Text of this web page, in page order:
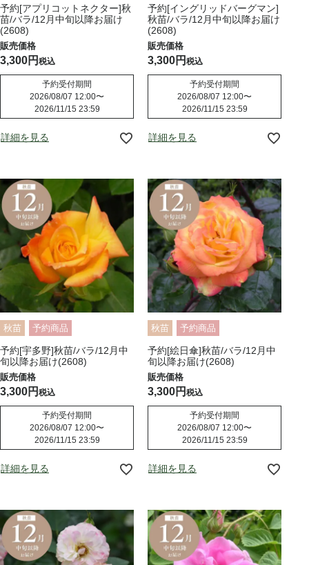
予約[アプリコットネクター]秋
苗/バラ/12月中旬以降お届け
(2608)
3,300 税込
予約受付期間
2026/08/07 12:00〜
2026/11/15 23:59
詳細を見る
予約[イングリッドバーグマン]
秋苗/バラ/12月中旬以降お届け
(2608)
3,300 税込
予約受付期間
2026/08/07 12:00〜
2026/11/15 23:59
詳細を見る
秋苗 予約商品
予約[宇多野]秋苗/バラ/12月中
旬以降お届け(2608)
3,300 税込
予約受付期間
2026/08/07 12:00〜
2026/11/15 23:59
詳細を見る
秋苗 予約商品
予約[絵日傘]秋苗/バラ/12月中
旬以降お届け(2608)
3,300 税込
予約受付期間
2026/08/07 12:00〜
2026/11/15 23:59
詳細を見る